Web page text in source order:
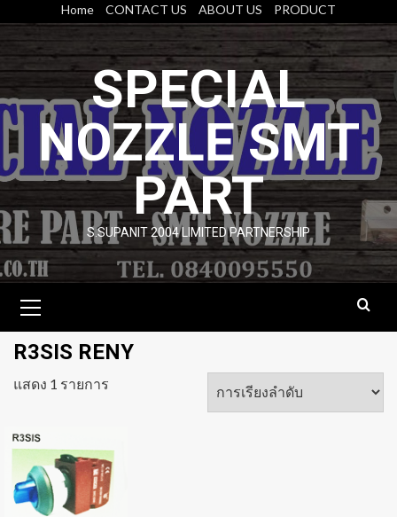
content
Home CONTACT US ABOUT US PRODUCT
SPECIAL
NOZZLE SMT
PART
S.SUPANIT 2004 LIMITED PARTNERSHIP
Menu
R3SIS RENY
แสดง 1 รายการ